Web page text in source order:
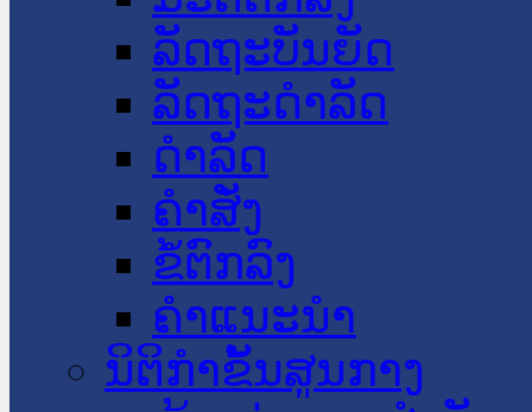
ລັດຖະບັນຍັດ
ລັດຖະດໍາລັດ
ດໍາລັດ
ຄໍາສັ່ງ
ຂໍ້ຕົກລົງ
ຄໍາແນະນໍາ
ນິຕິກຳຂັ້ນສູນກາງ